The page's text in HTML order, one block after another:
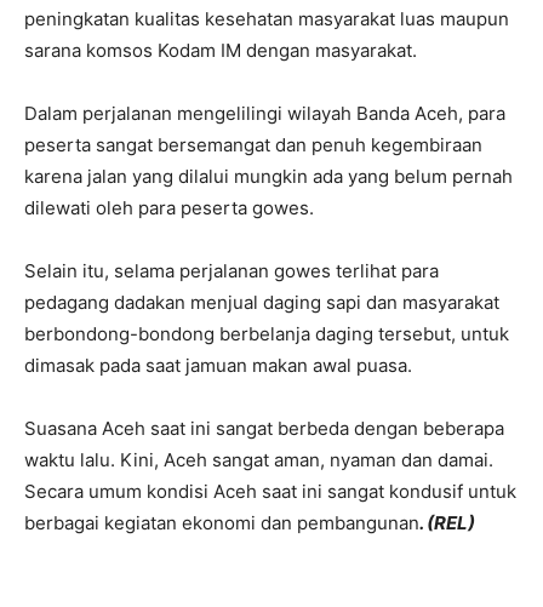
peningkatan kualitas kesehatan masyarakat luas maupun
sarana komsos Kodam IM dengan masyarakat.
Dalam perjalanan mengelilingi wilayah Banda Aceh, para
peserta sangat bersemangat dan penuh kegembiraan
karena jalan yang dilalui mungkin ada yang belum pernah
dilewati oleh para peserta gowes.
Selain itu, selama perjalanan gowes terlihat para
pedagang dadakan menjual daging sapi dan masyarakat
berbondong-bondong berbelanja daging tersebut, untuk
dimasak pada saat jamuan makan awal puasa.
Suasana Aceh saat ini sangat berbeda dengan beberapa
waktu lalu. Kini, Aceh sangat aman, nyaman dan damai.
Secara umum kondisi Aceh saat ini sangat kondusif untuk
berbagai kegiatan ekonomi dan pembangunan. (REL)